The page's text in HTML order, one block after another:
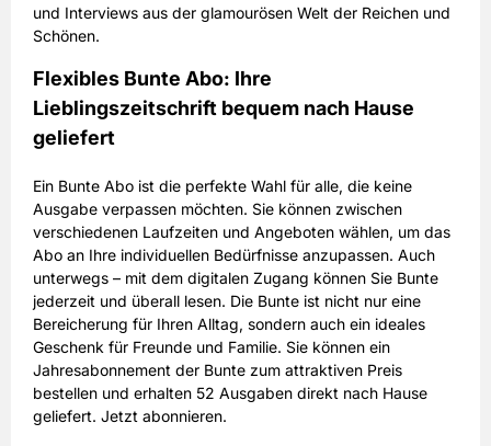
und Interviews aus der glamourösen Welt der Reichen und
Schönen.
Flexibles Bunte Abo: Ihre
Lieblingszeitschrift bequem nach Hause
geliefert
Ein Bunte Abo ist die perfekte Wahl für alle, die keine
Ausgabe verpassen möchten. Sie können zwischen
verschiedenen Laufzeiten und Angeboten wählen, um das
Abo an Ihre individuellen Bedürfnisse anzupassen. Auch
unterwegs – mit dem digitalen Zugang können Sie Bunte
jederzeit und überall lesen. Die Bunte ist nicht nur eine
Bereicherung für Ihren Alltag, sondern auch ein ideales
Geschenk für Freunde und Familie. Sie können ein
Jahresabonnement der Bunte zum attraktiven Preis
bestellen und erhalten 52 Ausgaben direkt nach Hause
geliefert. Jetzt abonnieren.